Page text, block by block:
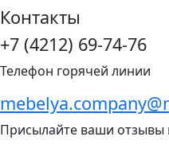
Контакты
+7 (4212) 69-74-76
Телефон горячей линии
Присылайте ваши отзывы